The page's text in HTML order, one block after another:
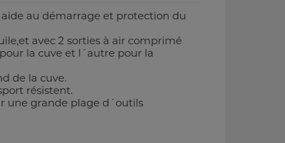
aide au démarrage et protection du
avec 2 sorties à air comprimé
la cuve et l´autre pour la
de la cuve.
résistent.
une grande plage d´outils